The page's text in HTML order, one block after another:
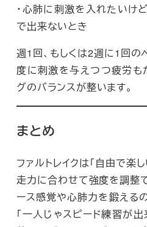
・心肺に刺激を入れたいけ
で出来ないとき
週1回、もしくは2週に1回の
度に刺激を与えつつ疲労も
グのバランスが整います。
まとめ
ファルトレイクは「自由で楽
走力に合わせて強度を調整
ース感覚や心肺力を鍛える
「一人じゃスピード練習が出